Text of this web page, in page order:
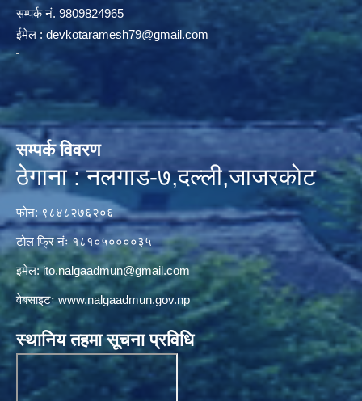
सम्पर्क न‌ं. 9809824965
ईमेल : devkotaramesh79@gmail.com
सम्पर्क विवरण
ठेगाना : नलगाड-७,दल्ली,जाजरकाेट
फोन: ९८४८२७६२०६
टोल फ्रि नंः १८१०५००००३५
इमेल:ito.nalgaadmun@gmail.com
वेबसाइटःwww.nalgaadmun.gov.np
स्थानिय तहमा सूचना प्रविधि